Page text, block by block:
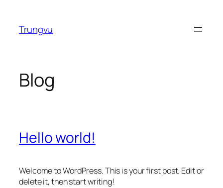
phầnTrungvu
Blog
Hello world!
Welcome to WordPress. This is your first post. Edit or
delete it, then start writing!